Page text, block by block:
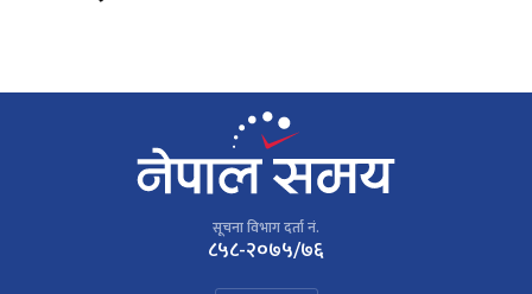
सूचना विभाग दर्ता नं.
८५८-२०७५/७६